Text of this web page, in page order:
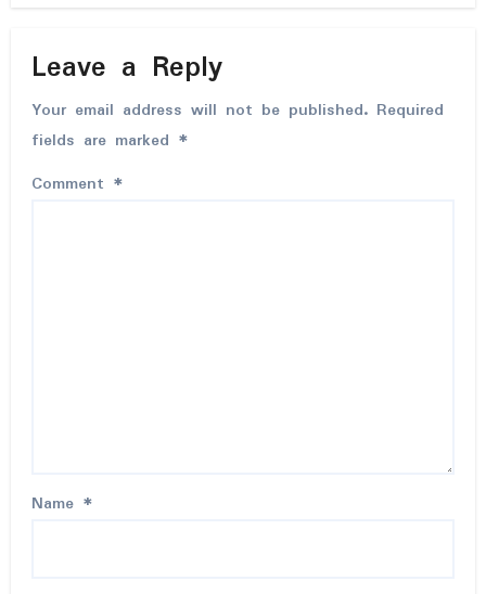
Leave a Reply
Your email address will not be published. Required
fields are marked *
Comment *
Name *